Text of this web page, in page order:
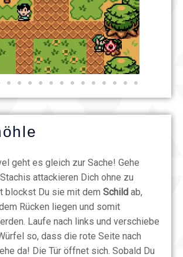
geht es gleich zur Sache! Gehe
attackieren Dich ohne zu
blockst Du sie mit dem Schild ab,
Rücken liegen und somit
Laufe nach links und verschiebe
so, dass die rote Seite nach
da! Die Tür öffnet sich. Sobald Du